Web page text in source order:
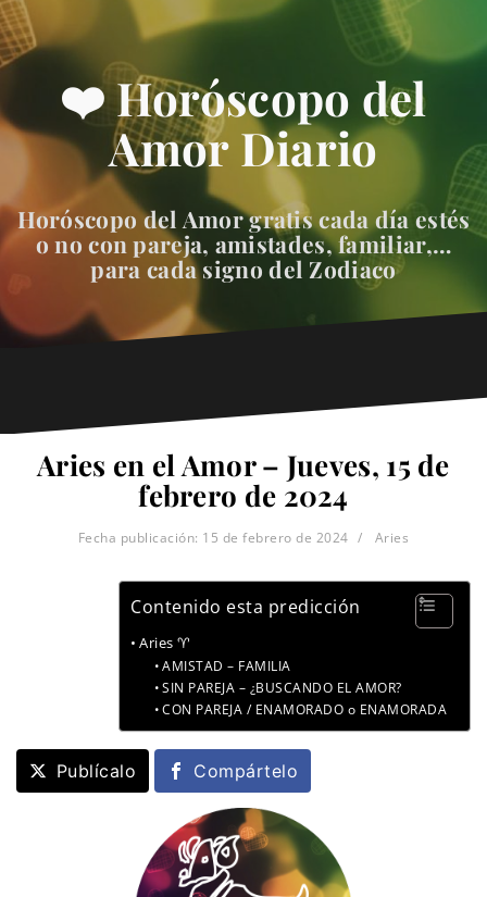
❤️ Horóscopo del
Amor Diario
Horóscopo del Amor gratis cada día estés
o no con pareja, amistades, familiar,…
para cada signo del Zodiaco
Aries en el Amor – Jueves, 15 de
febrero de 2024
Fecha publicación: 15 de febrero de 2024 Aries
Contenido esta predicción
Aries ♈
AMISTAD – FAMILIA
SIN PAREJA – ¿BUSCANDO EL AMOR?
CON PAREJA / ENAMORADO o ENAMORADA
Publícalo Compártelo